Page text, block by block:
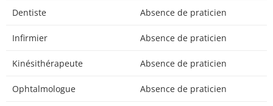
Dentiste Absence de praticien
Infirmier Absence de praticien
Kinésithérapeute Absence de praticien
Ophtalmologue Absence de praticien